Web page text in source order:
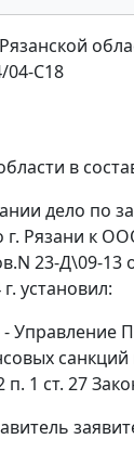
04-С18
в
дело по
Рязани к
23-Д\09-13
установил:
-
п. 1 ст. 27